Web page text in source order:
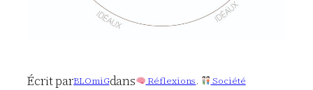
Écrit parBLOmiGdans Réflexions, Société